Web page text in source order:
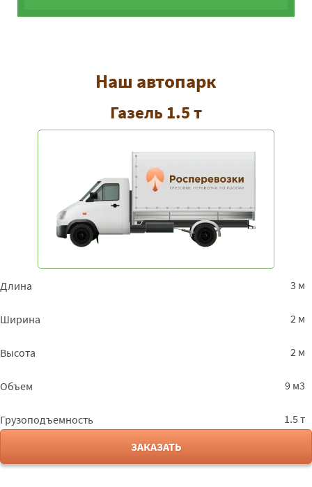
Наш автопарк
Газель 1.5 т
Длина 3 м
Ширина 2 м
Высота 2 м
Объем 9 м3
Грузоподъемность
1.5 т
ЗАКАЗАТЬ